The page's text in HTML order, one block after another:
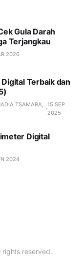
Gula Darah
Terjangkau
2026
Terbaik dan
TSAMARA,
15 SEP
2025
Digital
2024
reserved.